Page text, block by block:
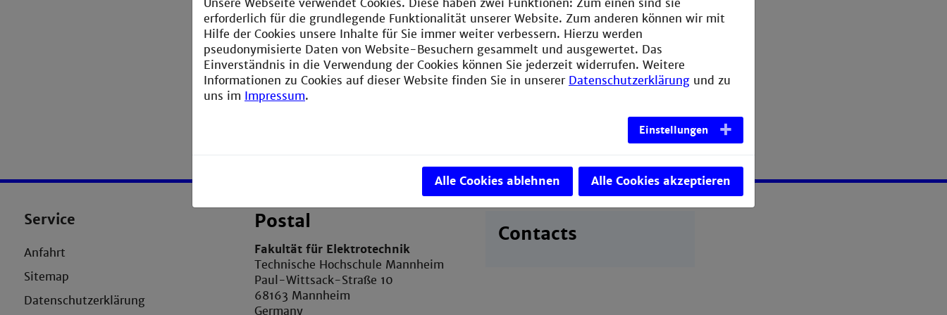
Service
Anfahrt
Sitemap
Datenschutzerklärung
Postal
Fakultät für Elektrotechnik
Technische Hochschule Mannheim
Paul-Wittsack-Straße 10
68163 Mannheim
Germany
Contacts
Unsere Webseite verwendet Cookies. Diese haben zwei Funktionen: Zum einen sind sie
erforderlich für die grundlegende Funktionalität unserer Website. Zum anderen können wir mit
Hilfe der Cookies unsere Inhalte für Sie immer weiter verbessern. Hierzu werden
pseudonymisierte Daten von Website-Besuchern gesammelt und ausgewertet. Das
Einverständnis in die Verwendung der Cookies können Sie jederzeit widerrufen. Weitere
Informationen zu Cookies auf dieser Website finden Sie in unserer Datenschutzerklärung und zu
uns im Impressum.
Einstellungen
Alle Cookies ablehnen Alle Cookies akzeptieren